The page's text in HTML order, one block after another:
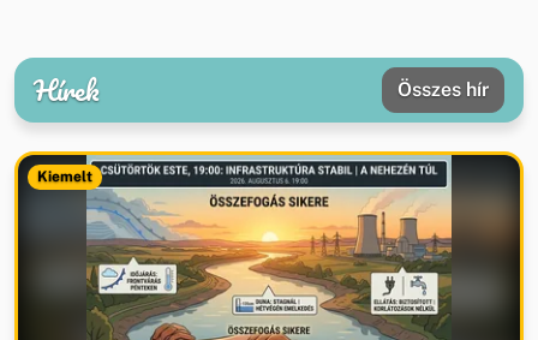
Hírek Összes hír
Kiemelt